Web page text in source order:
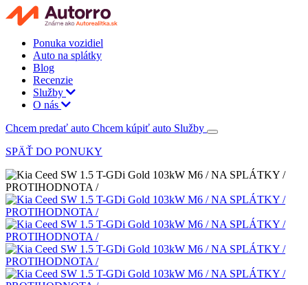
Ponuka vozidiel
Auto na splátky
Blog
Recenzie
Služby
O nás
Chcem predať auto Chcem kúpiť auto Služby
SPÄŤ DO PONUKY